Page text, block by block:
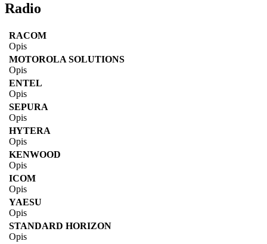
Radio
RACOM
Opis
MOTOROLA SOLUTIONS
Opis
ENTEL
Opis
SEPURA
Opis
HYTERA
Opis
KENWOOD
Opis
ICOM
Opis
YAESU
Opis
STANDARD HORIZON
Opis